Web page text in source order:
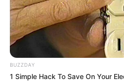
BUZZDAY
1 Simple Hack To Save On Your